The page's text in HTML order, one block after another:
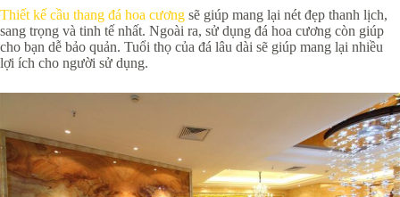
Thiết kế cầu thang đá hoa cương sẽ giúp mang lại nét đẹp thanh lịch,
sang trọng và tinh tế nhất. Ngoài ra, sử dụng đá hoa cương còn giúp
cho bạn dễ bảo quản. Tuổi thọ của đá lâu dài sẽ giúp mang lại nhiều
lợi ích cho người sử dụng.